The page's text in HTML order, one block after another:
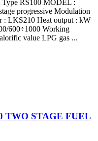
Type RS100 MODEL :
progressive Modulation
: LKS210 Heat output : kW
600÷1000 Working
value LPG gas ...
TWO STAGE FUEL